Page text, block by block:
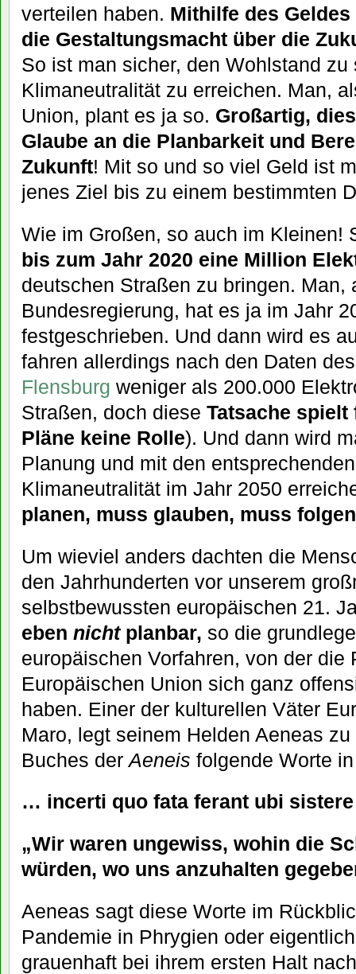
verteilen haben. Mithilfe des
die Gestaltungsmacht über die
So ist man sicher, den Wohlstand zu
Klimaneutralität zu erreichen. Man,
Union, plant es ja so. Großartig,
Glaube an die Planbarkeit und
Zukunft! Mit so und so viel Geld ist
jenes Ziel bis zu einem bestimmten
Wie im Großen, so auch im Kleinen!
bis zum Jahr 2020 eine Million
deutschen Straßen zu bringen. Man,
Bundesregierung, hat es ja im Jahr
festgeschrieben. Und dann wird es
fahren allerdings nach den Daten
Flensburg weniger als 200.000
Straßen, doch diese Tatsache spielt
Pläne keine Rolle). Und dann wird
Planung und mit den
Klimaneutralität im Jahr 2050
planen, muss glauben, muss
Um wieviel anders dachten die
den Jahrhunderten vor unserem
selbstbewussten europäischen 21.
eben nichtplanbar, so die
europäischen Vorfahren, von der die
Europäischen Union sich ganz
haben. Einer der kulturellen Väter
Maro, legt seinem Helden Aeneas
Buches der Aeneis folgende Worte
… incerti quo fata ferant ubi
„Wir waren ungewiss, wohin die
würden, wo uns anzuhalten
Aeneas sagt diese Worte im
Pandemie in Phrygien oder
grauenhaft bei ihrem ersten Halt